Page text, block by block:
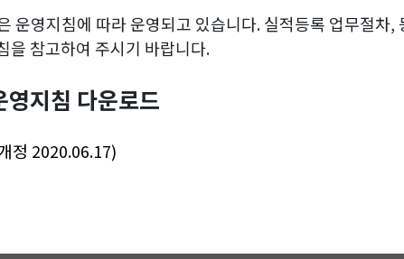
운영지침에 따라 운영되고 있습니다. 실적등록 업무절차,
을 참고하여 주시기 바랍니다.
지침 다운로드
정 2020.06.17)